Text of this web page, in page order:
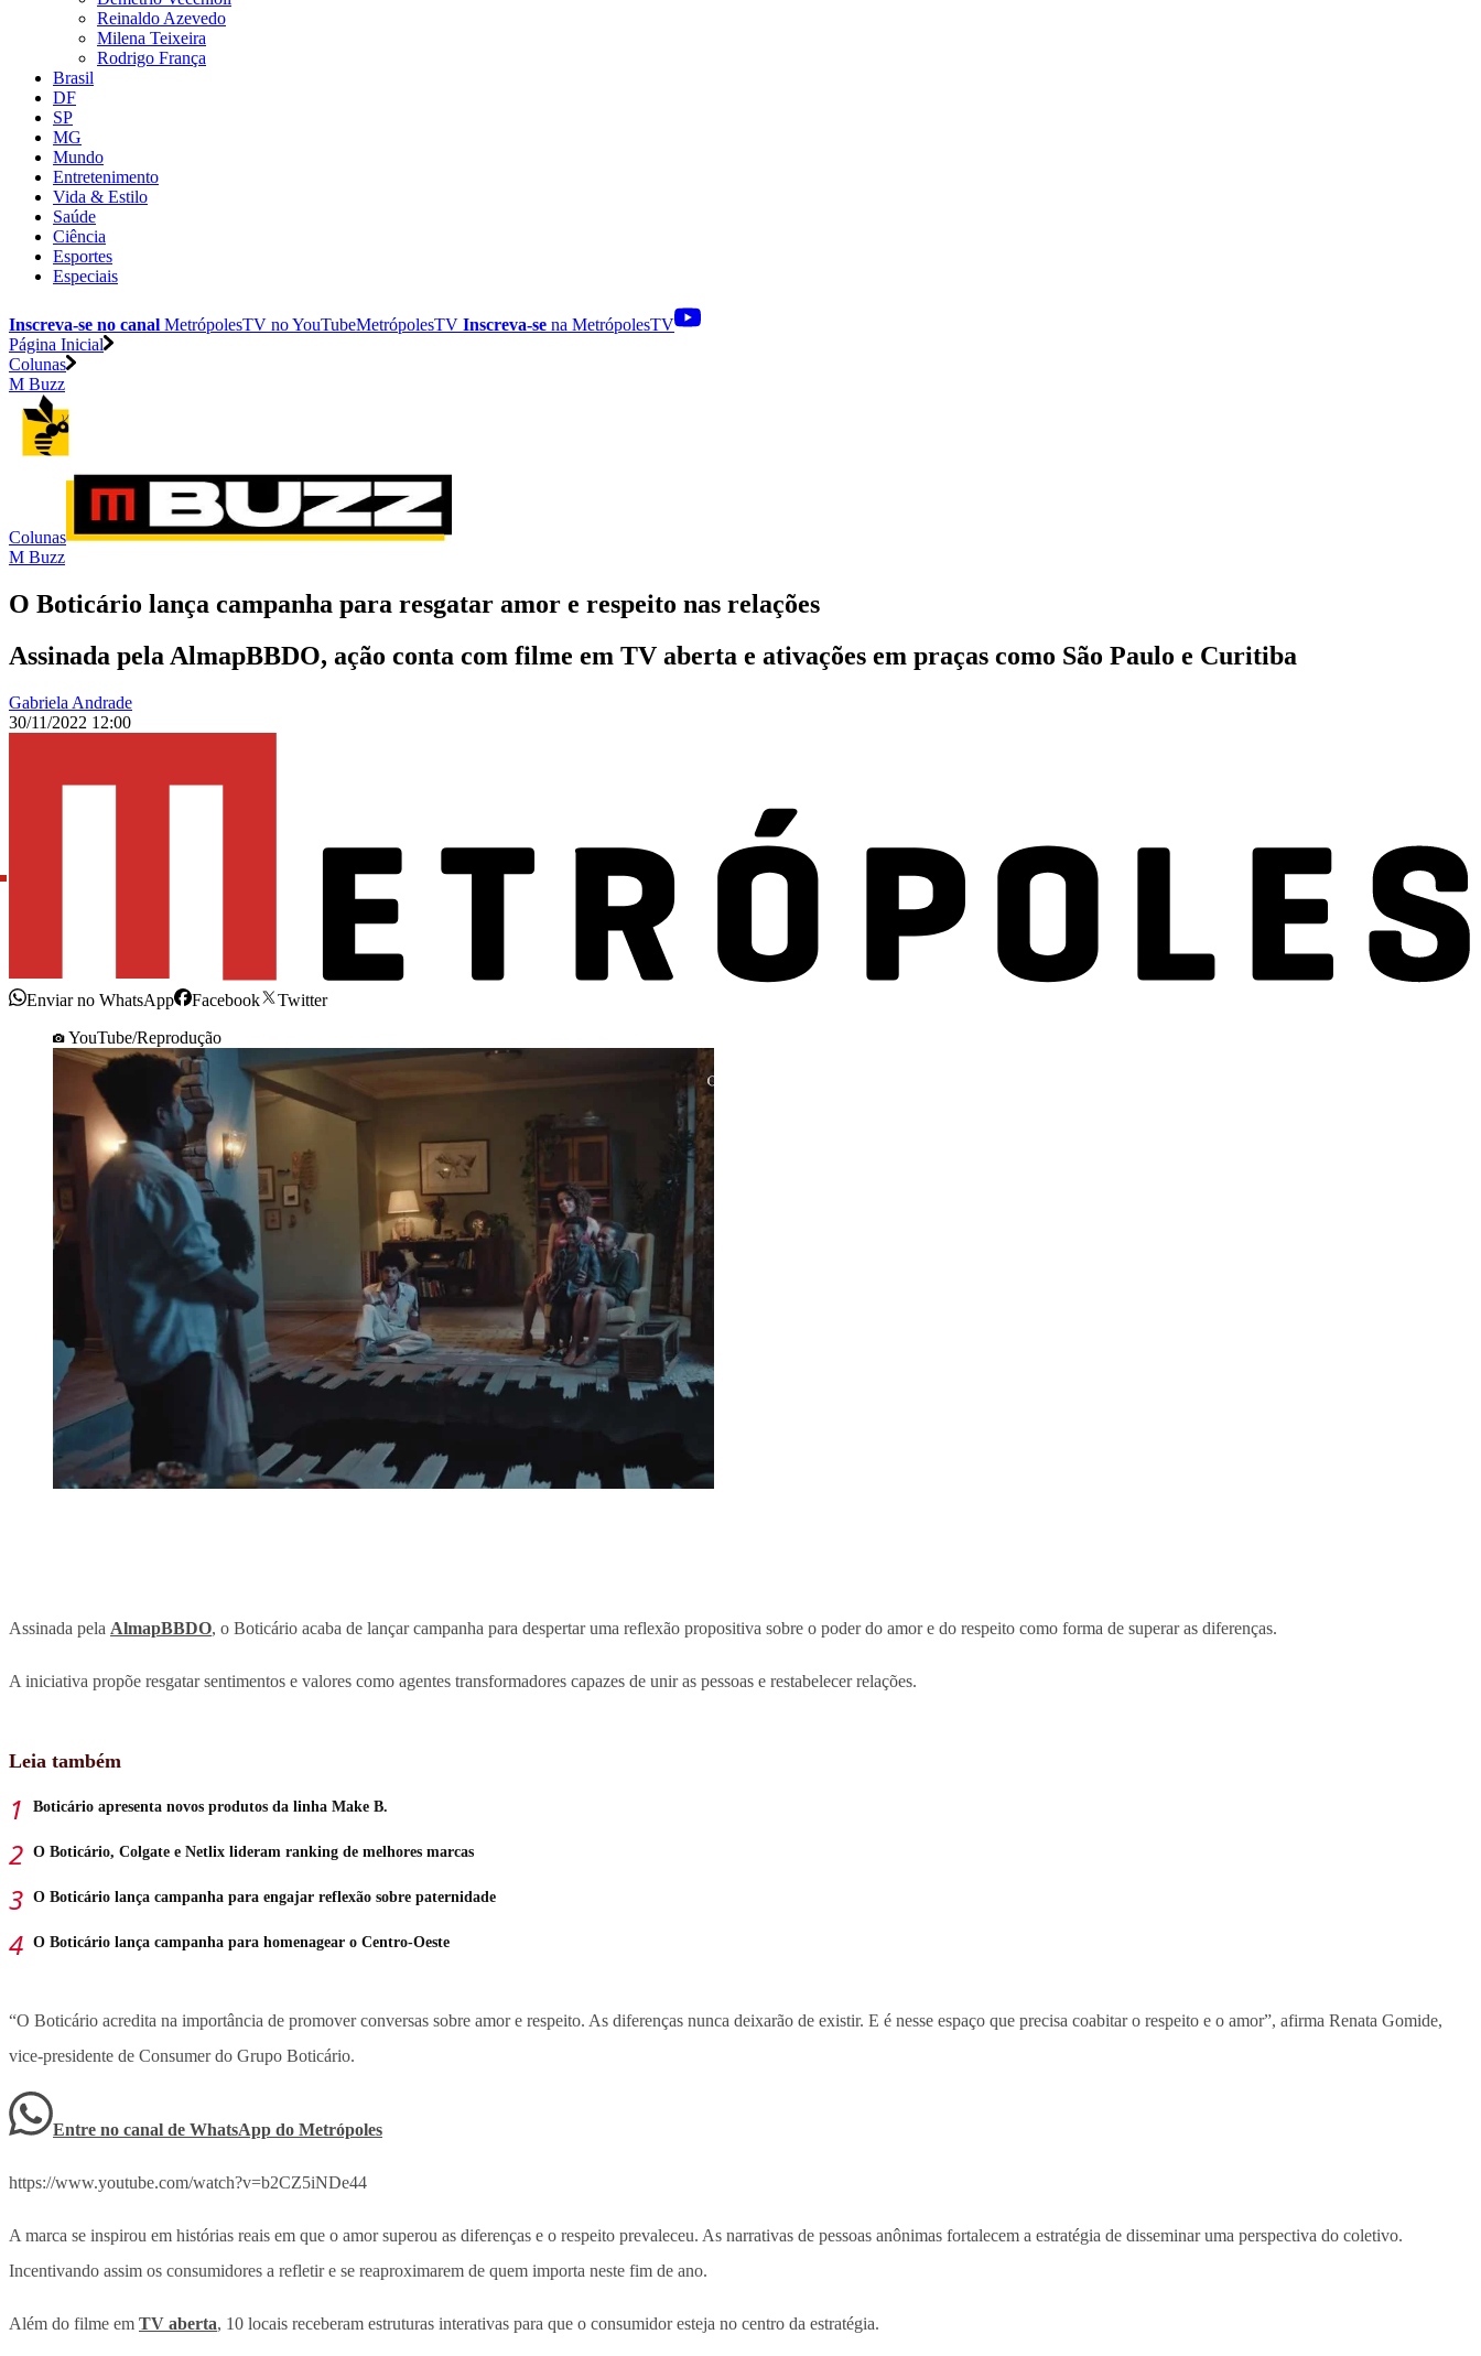
Reinaldo Azevedo
Milena Teixeira
Rodrigo França
Brasil
DF
SP
MG
Mundo
Entretenimento
Vida & Estilo
Saúde
Ciência
Esportes
Especiais
Inscreva-se no canal MetrópolesTV noYouTubeMetrópolesTV Inscreva-se na MetrópolesTV
Página Inicial
Colunas
M Buzz
Colunas
M Buzz
O Boticário lança campanha para resgatar amor e respeito nas relações
Assinada pela AlmapBBDO, ação conta com filme em TV aberta e ativações em praças como São Paulo e Curitiba
Gabriela Andrade
30/11/2022 12:00
Enviar no WhatsApp Facebook
Twitter
YouTube/Reprodução
Assinada pela AlmapBBDO, o Boticário acaba de lançar campanha para despertar uma reflexão propositiva sobre o poder do amor e do respeito como forma de superar as diferenças.
A iniciativa propõe resgatar sentimentos e valores como agentes transformadores capazes de unir as pessoas e restabelecer relações.
Leia também
Boticário apresenta novos produtos da linha Make B.
O Boticário, Colgate e Netlix lideram ranking de melhores marcas
O Boticário lança campanha para engajar reflexão sobre paternidade
O Boticário lança campanha para homenagear o Centro-Oeste
“O Boticário acredita na importância de promover conversas sobre amor e respeito. As diferenças nunca deixarão de existir. E é nesse espaço que precisa coabitar o respeito e o amor”, afirma Renata Gomide,
vice-presidente de Consumer do Grupo Boticário.
Entre no canal de WhatsApp do Metrópoles
https://www.youtube.com/watch?v=b2CZ5iNDe44
A marca se inspirou em histórias reais em que o amor superou as diferenças e o respeito prevaleceu. As narrativas de pessoas anônimas fortalecem a estratégia de disseminar uma perspectiva do coletivo.
Incentivando assim os consumidores a refletir e se reaproximarem de quem importa neste fim de ano.
Além do filme em TV aberta, 10 locais receberam estruturas interativas para que o consumidor esteja no centro da estratégia.